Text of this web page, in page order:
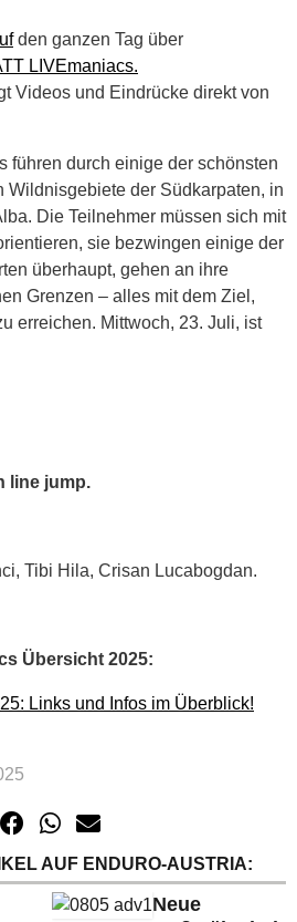
den ganzen Tag über
LIVEmaniacs.
Videos und Eindrücke direkt von
führen durch einige der schönsten
Wildnisgebiete der Südkarpaten, in
Die Teilnehmer müssen sich mit
sie bezwingen einige der
überhaupt, gehen an ihre
Grenzen – alles mit dem Ziel,
erreichen. Mittwoch, 23. Juli, ist
line jump.
Tibi Hila, Crisan Lucabogdan.
Übersicht 2025:
Links und Infos im Überblick!
AUF ENDURO-AUSTRIA:
Neue